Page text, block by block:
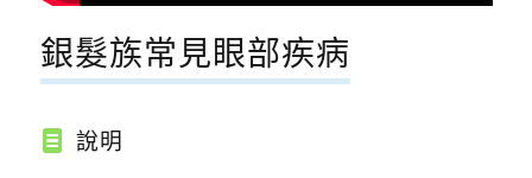
銀髮族常見眼部疾病
說明